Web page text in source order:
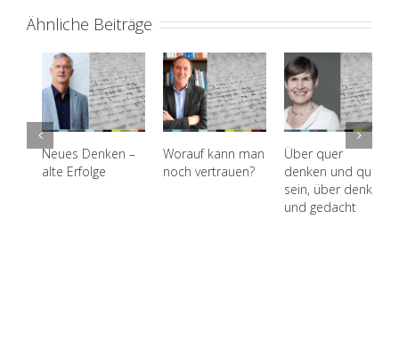
Ähnliche Beiträge
Neues Denken –
alte Erfolge
Worauf kann man
noch vertrauen?
Über quer
denken und quer
sein, über denken
und gedacht